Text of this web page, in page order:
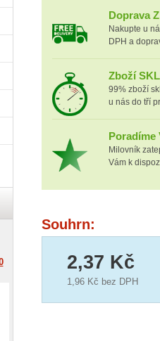
Doprava
Nakupte u
DPH a
Zboží
99% zboží
u nás do tří
Poradíme
Milovník
Vám k
Souhrn:
2,37 Kč
1,96 Kč bez DPH